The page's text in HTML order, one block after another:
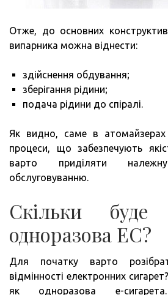
Отже, до основних
випарника можна віднести:
здійснення обдування;
зберігання рідини;
подача рідини до спіралі.
Як видно, саме в атомайзерах
процеси, що забезпечують
варто приділяти
обслуговуванню.
Скільки буде
одноразова ЕС?
Для початку варто
відмінності електронних
як одноразова е-